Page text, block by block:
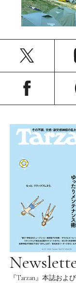
『Tarzan』本誌およ